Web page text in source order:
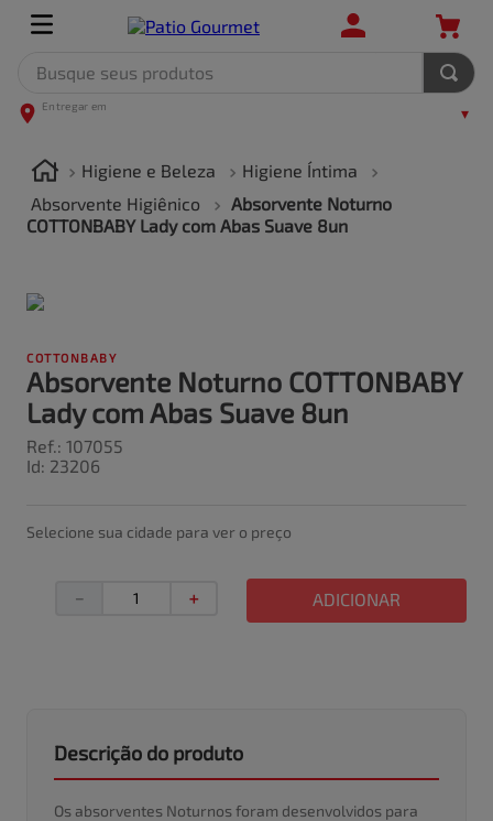
Higiene e Beleza
Higiene Íntima
Absorvente Higiênico
Absorvente Noturno
COTTONBABY Lady com Abas Suave 8un
COTTONBABY
Absorvente Noturno COTTONBABY
Lady com Abas Suave 8un
Ref. : 107055
Id: 23206
Selecione sua cidade para ver o preço
＋
－ ADICIONAR
Descrição do produto
Os absorventes Noturnos foram desenvolvidos para
TERMOS MAIS BUSCADOS
2º
3º
café